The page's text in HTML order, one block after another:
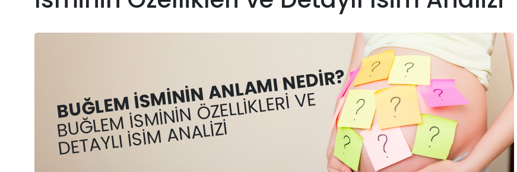
BUĞLEM İSMININ ANLAMI NEDIR?
BUĞLEM İSMININ ÖZELLIKLERI VE
DETAYLI İSIM ANALIZI